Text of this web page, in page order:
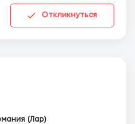
Откликнуться
(Лар)